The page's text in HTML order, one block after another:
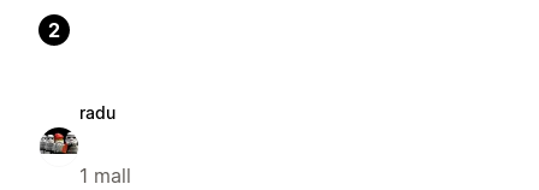
2
radu
1 mall